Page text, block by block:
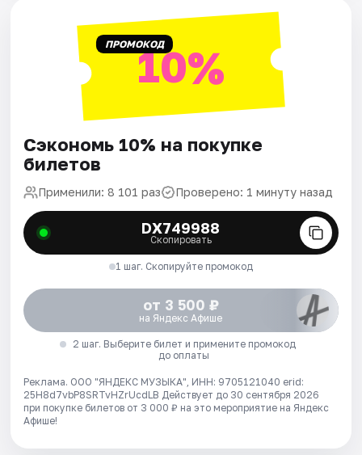
ПРОМОКОД10%
Сэкономь 10% на покупке
билетов
Применили: 8 101 раз Проверено: 1 минуту назад
DX749988
Скопировать
1 шаг. Скопируйте промокод
от 3 500 ₽
на Яндекс Афише
2 шаг. Выберите билет и примените промокод
до оплаты
Реклама. ООО "ЯНДЕКС МУЗЫКА", ИНН: 9705121040 erid:
25H8d7vbP8SRTvHZrUcdLB Действует до 30 сентября 2026
при покупке билетов от 3 000 ₽ на это мероприятие на Яндекс
Афише!